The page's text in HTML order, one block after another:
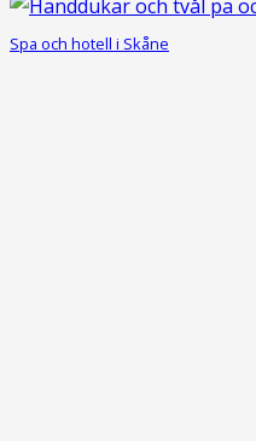
Spa och hotell i Skåne